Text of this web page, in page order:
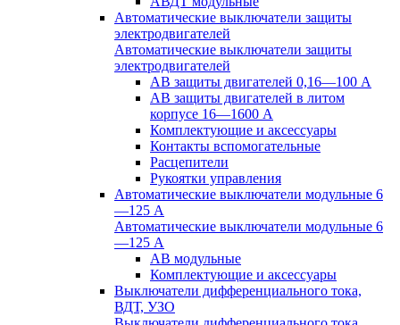
Автоматические выключатели защиты
электродвигателей
Автоматические выключатели защиты
электродвигателей
АВ защиты двигателей 0,16—100 А
АВ защиты двигателей в литом
корпусе 16—1600 А
Комплектующие и аксессуары
Контакты вспомогательные
Расцепители
Рукоятки управления
Автоматические выключатели модульные 6
—125 А
Автоматические выключатели модульные 6
—125 А
АВ модульные
Комплектующие и аксессуары
Выключатели дифференциального тока,
ВДТ, УЗО